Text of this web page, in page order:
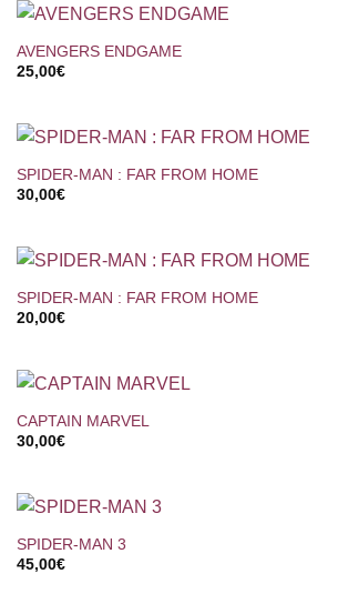
AVENGERS ENDGAME
25,00€
SPIDER-MAN : FAR FROM HOME
30,00€
SPIDER-MAN : FAR FROM HOME
20,00€
CAPTAIN MARVEL
30,00€
SPIDER-MAN 3
45,00€